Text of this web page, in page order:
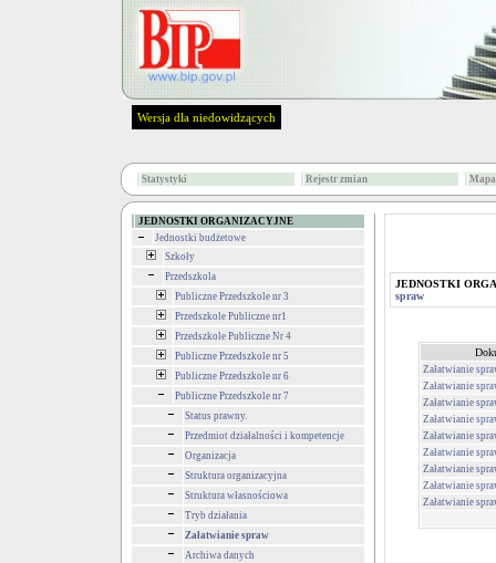
Wersja dla niedowidzących
Statystyki Rejestr zmian
JEDNOSTKI ORGANIZACYJNE
Jednostki budżetowe
Szkoły
Przedszkola
Publiczne Przedszkole nr 3
Przedszkole Publiczne nr1
Przedszkole Publiczne Nr 4
Publiczne Przedszkole nr 5
Publiczne Przedszkole nr 6
Publiczne Przedszkole nr 7
Status prawny.
Przedmiot działalności i kompetencje
Organizacja
Struktura organizacyjna
Struktura własnościowa
Tryb działania
Załatwianie spraw
Archiwa danych
JEDNOSTKI
spraw
Załatwianie
Załatwianie
Załatwianie
Załatwianie
Załatwianie
Załatwianie
Załatwianie
Załatwianie
Załatwianie